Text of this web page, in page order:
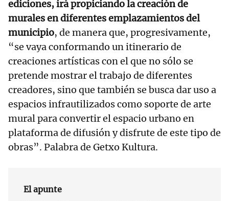
ediciones, irá propiciando la creación de
murales en diferentes emplazamientos del
municipio, de manera que, progresivamente,
“se vaya conformando un itinerario de
creaciones artísticas con el que no sólo se
pretende mostrar el trabajo de diferentes
creadores, sino que también se busca dar uso a
espacios infrautilizados como soporte de arte
mural para convertir el espacio urbano en
plataforma de difusión y disfrute de este tipo de
obras”. Palabra de Getxo Kultura.
El apunte